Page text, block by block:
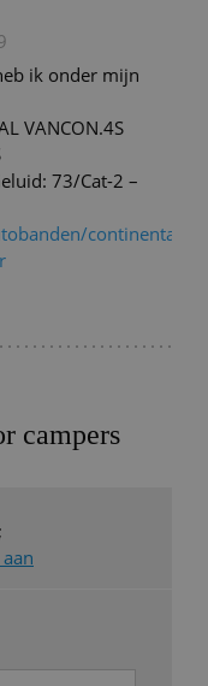
ik onder mijn
VANCON.4S
73/Cat-2 –
continental/
campers